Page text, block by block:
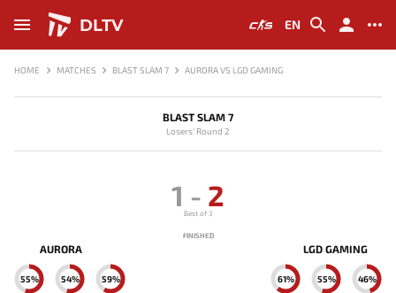
DLTV EN
HOME MATCHES BLAST SLAM 7 AURORA VS LGD GAMING
BLAST SLAM 7
Losers' Round 2
AURORA
59%
54%
55%
1 - 2
Best of 3
FINISHED
LGD GAMING
61% 55% 46%